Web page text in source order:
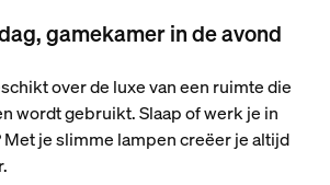
gamekamer in de avond
over de luxe van een ruimte die
wordt gebruikt. Slaap of werk je in
je slimme lampen creëer je altijd